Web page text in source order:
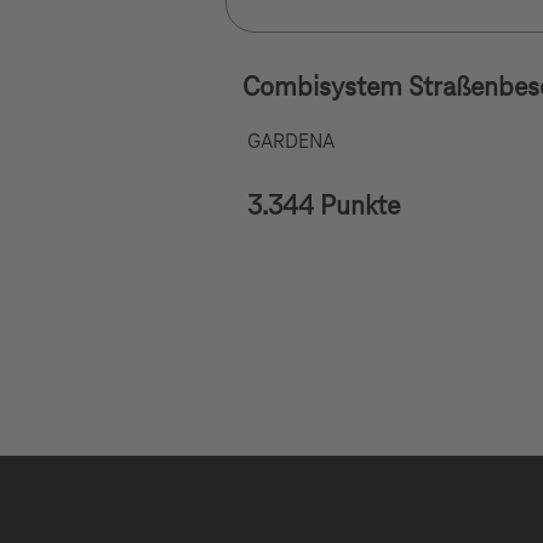
Combisystem
GARDENA
3.344 Punkte